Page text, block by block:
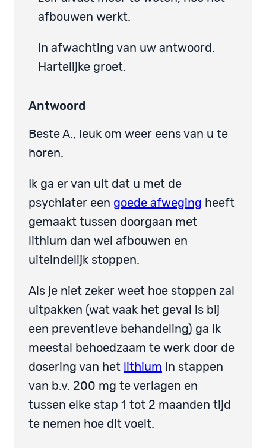
afbouwen werkt.
In afwachting van uw antwoord.
Hartelijke groet.
Antwoord
Beste A., leuk om weer eens van u te
horen.
Ik ga er van uit dat u met de
psychiater een goede afweging heeft
gemaakt tussen doorgaan met
lithium dan wel afbouwen en
uiteindelijk stoppen.
Als je niet zeker weet hoe stoppen zal
uitpakken (wat vaak het geval is bij
een preventieve behandeling) ga ik
meestal behoedzaam te werk door de
dosering van het lithium in stappen
van b.v. 200 mg te verlagen en
tussen elke stap 1 tot 2 maanden tijd
te nemen hoe dit voelt.